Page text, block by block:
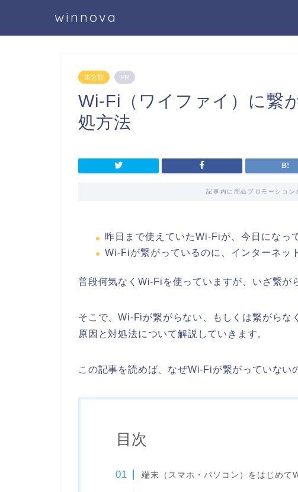
winnova
未分類 PR
Wi-Fi（ワイファイ）に繋
処方法
記事内に商品プロモーション
昨日まで使えていたWi-Fiが、今日になっ
Wi-Fiが繋がっているのに、インターネッ
普段何気なくWi-Fiを使っていますが、いざ繋が
そこで、Wi-Fiが繋がらない、もしくは繋がらな
原因と対処法について解説していきます。
この記事を読めば、なぜWi-Fiが繋がっていない
目次
端末（スマホ・パソコン）をはじめて